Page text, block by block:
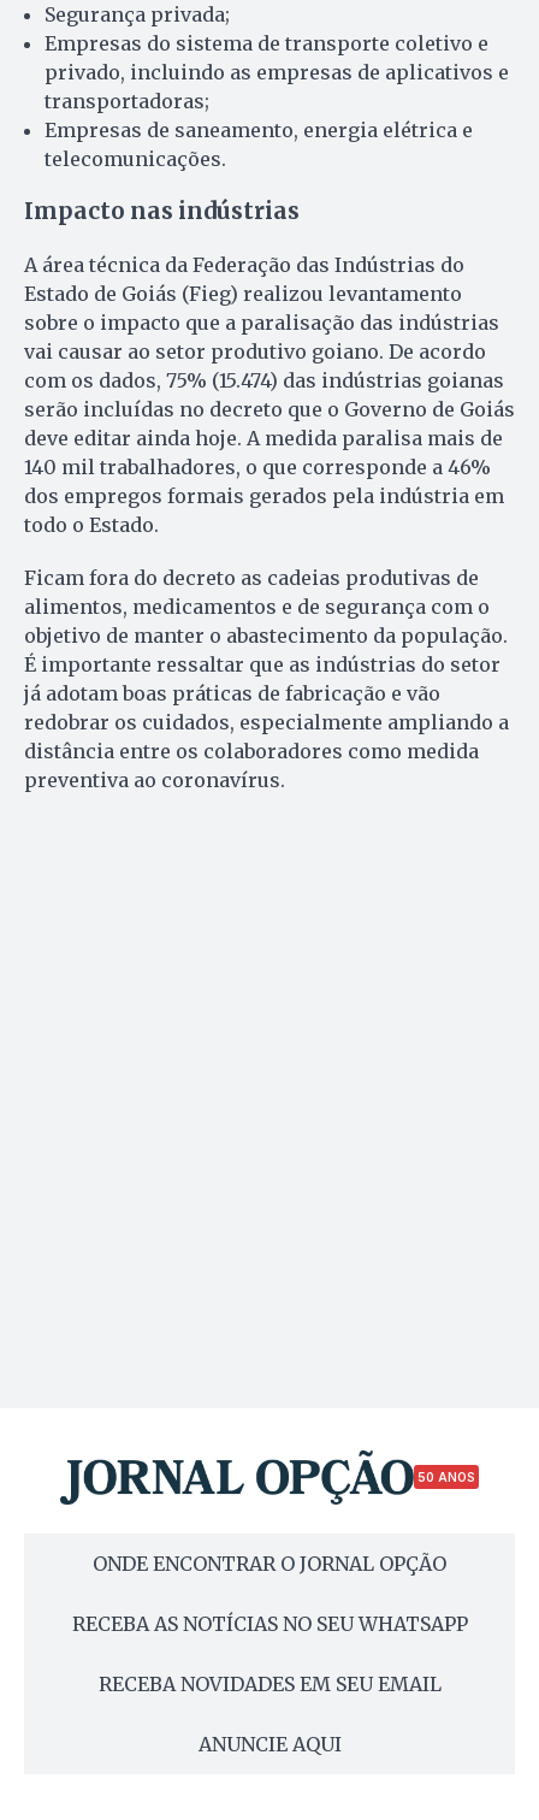
Segurança privada;
Empresas do sistema de transporte coletivo e
privado, incluindo as empresas de aplicativos e
transportadoras;
Empresas de saneamento, energia elétrica e
telecomunicações.
Impacto nas indústrias
A área técnica da Federação das Indústrias do
Estado de Goiás (Fieg) realizou levantamento
sobre o impacto que a paralisação das indústrias
vai causar ao setor produtivo goiano. De acordo
com os dados, 75% (15.474) das indústrias goianas
serão incluídas no decreto que o Governo de Goiás
deve editar ainda hoje. A medida paralisa mais de
140 mil trabalhadores, o que corresponde a 46%
dos empregos formais gerados pela indústria em
todo o Estado.
Ficam fora do decreto as cadeias produtivas de
alimentos, medicamentos e de segurança com o
objetivo de manter o abastecimento da população.
É importante ressaltar que as indústrias do setor
já adotam boas práticas de fabricação e vão
redobrar os cuidados, especialmente ampliando a
distância entre os colaboradores como medida
preventiva ao coronavírus.
50 ANOS
ONDE ENCONTRAR O JORNAL OPÇÃO
RECEBA AS NOTÍCIAS NO SEU WHATSAPP
RECEBA NOVIDADES EM SEU EMAIL
ANUNCIE AQUI